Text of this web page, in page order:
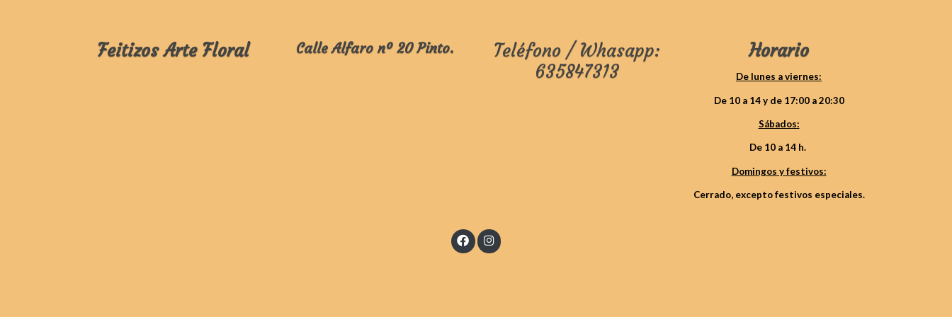
Feitizos Arte Floral Calle Alfaro nº 20 Pinto.
Teléfono / Whasapp:
635847313
Horario
De lunes a viernes:
De 10 a 14 y de 17:00 a 20:30
Sábados:
De 10 a 14 h.
Domingos y festivos:
Cerrado, excepto festivos especiales.